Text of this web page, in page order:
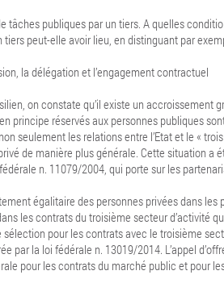
tâches publiques par un tiers. A quelles
peut-elle avoir lieu, en distinguant par
la délégation et l’engagement contractuel
on constate qu’il existe un accroissement
principe réservés aux personnes publiques
seulement les relations entre l’Etat et le «
de manière plus générale. Cette situation a
n. 11079/2004, qui porte sur les
égalitaire des personnes privées dans
les contrats du troisième secteur d’activité
pour les contrats avec le troisième
par la loi fédérale n. 13019/2014. L’appel
pour les contrats du marché public et pour